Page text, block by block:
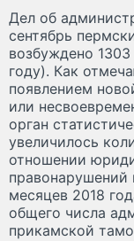
Дел об
сентябрь
возбуждено
году). Как
появлением
или
орган
увеличилось
отношении
месяцев 2018
общего числа
прикамской